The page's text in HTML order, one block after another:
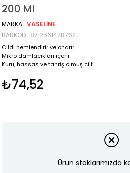
200 Ml
MARKA : VASELINE
BARKOD : 8712561478762
Cildi nemlendirir ve onarır
Mikro damlacıkları içerir
Kuru, hassas ve tahriş olmuş cilt
₺74,52
Ürün stoklarımızda